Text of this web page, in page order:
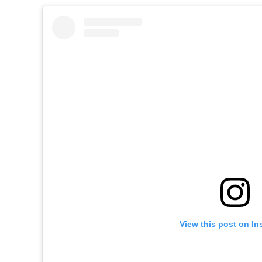
View this post on